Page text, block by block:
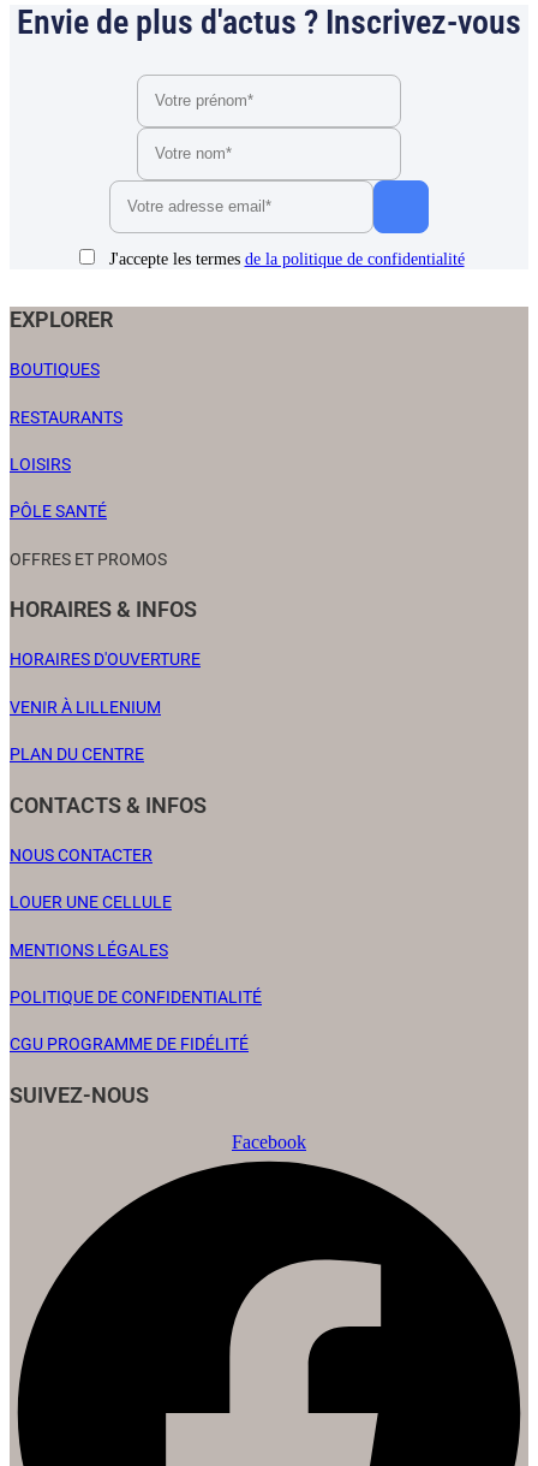
Envie de plus d'actus ? Inscrivez-vous
J'accepte les termes de la politique de confidentialité
EXPLORER
BOUTIQUES
RESTAURANTS
LOISIRS
PÔLE SANTÉ
OFFRES ET PROMOS
HORAIRES & INFOS
HORAIRES D'OUVERTURE
VENIR À LILLENIUM
PLAN DU CENTRE
CONTACTS & INFOS
NOUS CONTACTER
LOUER UNE CELLULE
MENTIONS LÉGALES
POLITIQUE DE CONFIDENTIALITÉ
CGU PROGRAMME DE FIDÉLITÉ
SUIVEZ-NOUS
Facebook